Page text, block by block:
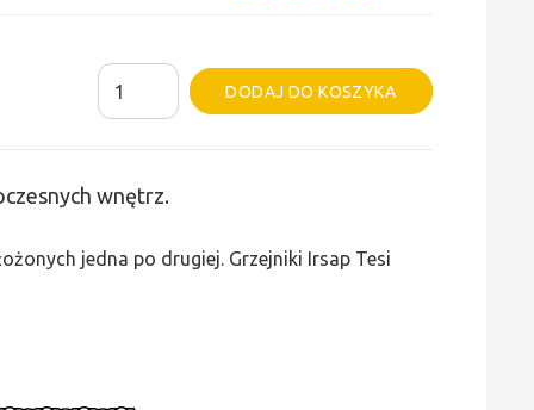
ilość
Grzejnik
DODAJ DO KOSZYKA
Alternative:
wnętrz.
jedna po drugiej. Grzejniki Irsap Tesi